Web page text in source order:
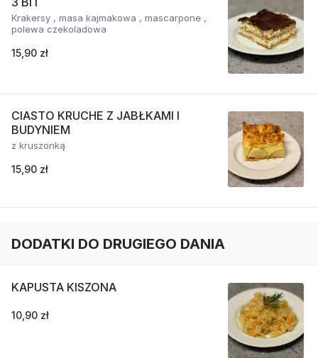
Krakersy , masa kajmakowa , mascarpone ,
polewa czekoladowa
15,90 zł
CIASTO KRUCHE Z JABŁKAMI I
BUDYNIEM
z kruszonką
15,90 zł
DODATKI DO DRUGIEGO DANIA
KAPUSTA KISZONA
10,90 zł